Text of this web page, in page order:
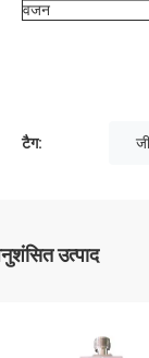
वजन
टैग:
उत्पाद